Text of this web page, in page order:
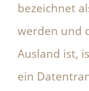
bezeichnet
werden und
Ausland ist,
ein